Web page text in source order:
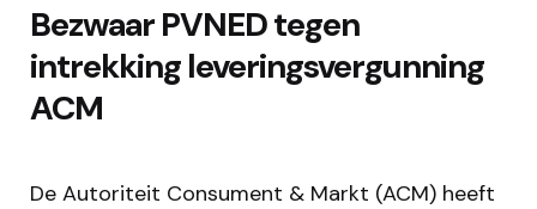
Bezwaar PVNED tegen
intrekking leveringsvergunning
ACM
De Autoriteit Consument & Markt (ACM) heeft